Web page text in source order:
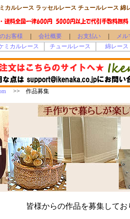
カルレース ラッセルレース チュールレース 綿
お客様 会社概要| お支払い| メル
ミカルレース チュールレース 綿レース
>> 作品募集
皆様からの作品を募集してお